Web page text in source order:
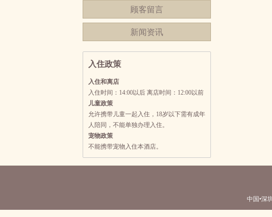
顾客留言
新闻资讯
入住政策
入住和离店
入住时间：14:00以后 离店时间：12:00以前
儿童政策
允许携带儿童一起入住，18岁以下需有成年
人陪同，不能单独办理入住。
宠物政策
不能携带宠物入住本酒店。
中国•深